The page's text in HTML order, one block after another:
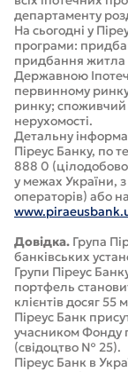
департаменту
На сьогодні у
програми:
придбання житла
Державною
первинному
ринку; споживчий
нерухомості.
Детальну
Піреус Банку, по
888 0
у межах України,
операторів) або
Довідка. Група
банківських
Групи Піреус
портфель
клієнтів досяг
Піреус Банк
учасником Фонду
(свідоцтво № 25).
Піреус Банк в